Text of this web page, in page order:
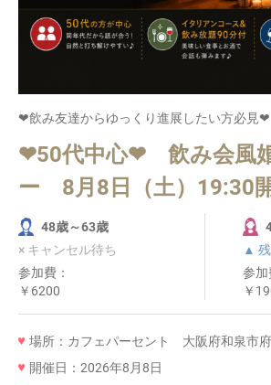
❤飲み友達からゆっくり進展したい方必見❤
❤50代中心❤ 飲み会風
ー 8月8日（土）19:30
48歳～63歳
× キャンセル待ち
参加費：
￥6200
▲
参加
￥
場所：カフェパーセント 大阪府和泉市
開催日：2026年8月8日